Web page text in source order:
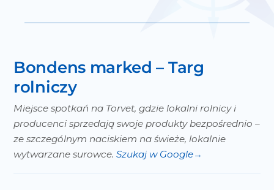
Bondens marked – Targ
rolniczy
Miejsce spotkań na Torvet, gdzie lokalni rolnicy i
producenci sprzedają swoje produkty bezpośrednio –
ze szczególnym naciskiem na świeże, lokalnie
wytwarzane surowce. Szukaj w Google